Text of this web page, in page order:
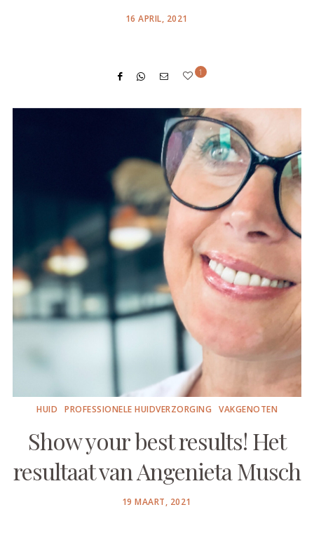
POSTED
16 APRIL, 2021
1
HUID PROFESSIONELE HUIDVERZORGING VAKGENOTEN
Show your best results! Het
resultaat van Angenieta Musch
POSTED
19 MAART, 2021